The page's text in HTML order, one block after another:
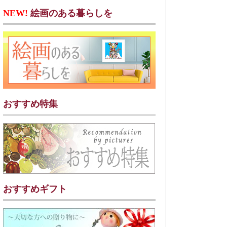
NEW! 絵画のある暮らしを
おすすめ特集
おすすめギフト